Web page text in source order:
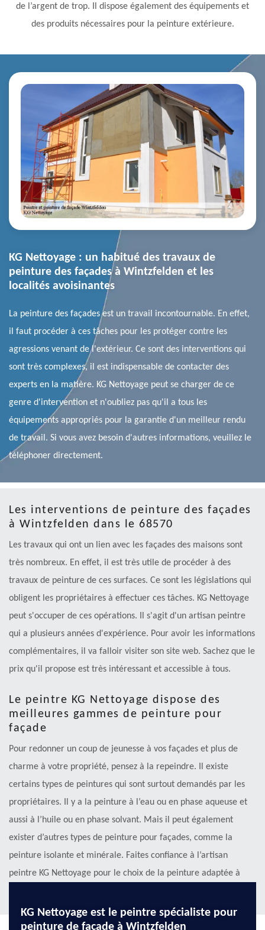
de l’argent de trop. Il dispose également des équipements et
des produits nécessaires pour la peinture extérieure.
KG Nettoyage : un habitué des travaux de
peinture des façades à Wintzfelden et les
localités avoisinantes
La peinture des façades est un travail incontournable. En effet,
il faut procéder à ces tâches pour les protéger contre les
agressions venant de l'extérieur. Ce sont des interventions qui
sont très complexes, il est indispensable de contacter des
experts en la matière. KG Nettoyage peut se charger de ce
genre d'intervention et n'oubliez pas qu'il a tous les
équipements appropriés pour la garantie d'un meilleur rendu
de travail. Si vous avez besoin d'autres informations, veuillez le
téléphoner directement.
Les interventions de peinture des façades
à Wintzfelden dans le 68570
Les travaux qui ont un lien avec les façades des maisons sont
très nombreux. En effet, il est très utile de procéder à des
travaux de peinture de ces surfaces. Ce sont les législations qui
obligent les propriétaires à effectuer ces tâches. KG Nettoyage
peut s'occuper de ces opérations. Il s'agit d'un artisan peintre
qui a plusieurs années d'expérience. Pour avoir les informations
complémentaires, il va falloir visiter son site web. Sachez que le
prix qu'il propose est très intéressant et accessible à tous.
Le peintre KG Nettoyage dispose des
meilleures gammes de peinture pour
façade
Pour redonner un coup de jeunesse à vos façades et plus de
charme à votre propriété, pensez à la repeindre. Il existe
certains types de peintures qui sont surtout demandés par les
propriétaires. Il y a la peinture à l’eau ou en phase aqueuse et
aussi à l’huile ou en phase solvant. Mais il peut également
exister d’autres types de peinture pour façades, comme la
peinture isolante et minérale. Faites confiance à l’artisan
peintre KG Nettoyage pour le choix de la peinture adaptée à
KG Nettoyage est le peintre spécialiste pour
peinture de façade à Wintzfelden